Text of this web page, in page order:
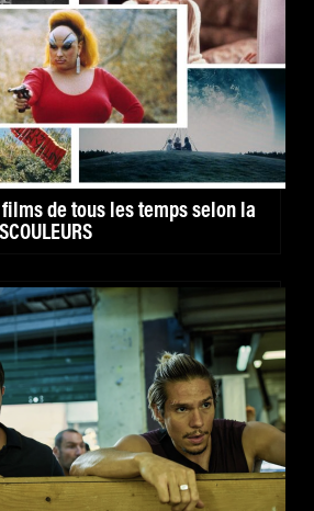
de tous les temps selon la